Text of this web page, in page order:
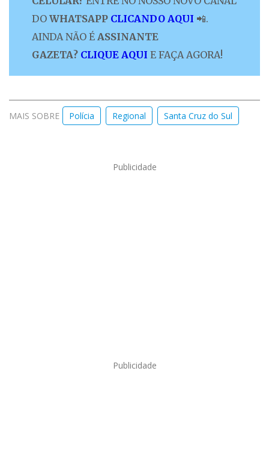
DO WHATSAPP CLICANDO AQUI 📲.
AINDA NÃO É ASSINANTE
GAZETA? CLIQUE AQUI E FAÇA AGORA!
MAIS SOBRE Polícia Regional Santa Cruz do Sul
Publicidade
Publicidade